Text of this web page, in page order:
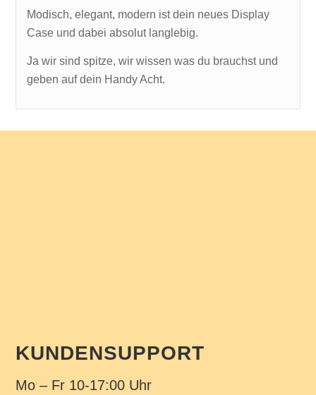
Modisch, elegant, modern ist dein neues Display
Case und dabei absolut langlebig.
Ja wir sind spitze, wir wissen was du brauchst und
geben auf dein Handy Acht.
KUNDENSUPPORT
Mo – Fr 10-17:00 Uhr